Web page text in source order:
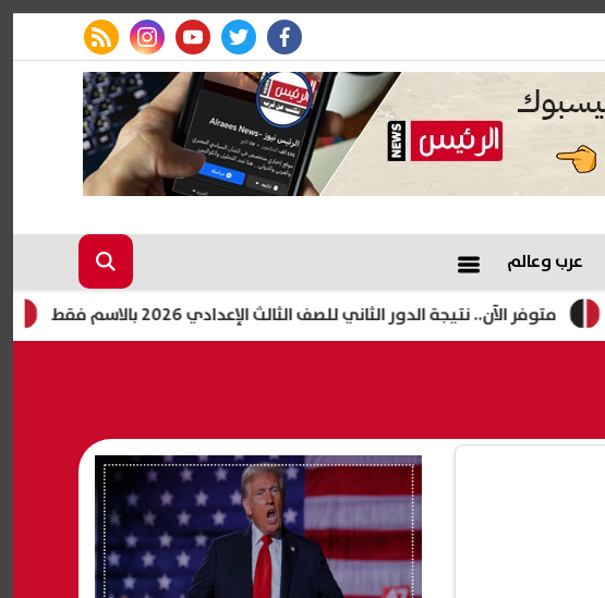
facebook
twitter
youtube
instagram
rss feed
عرب وعالم
رابط متوفر الآن.. نتيجة الدور الثاني للصف الثالث الإعدادي 2026 بالاسم فقط